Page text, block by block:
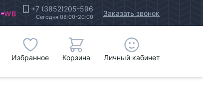
WB +7 (3852)205-596
Сегодня 08:00-20:00 Заказать звонок
Избранное Корзина Личный кабинет